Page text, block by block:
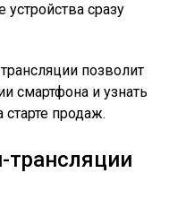
сразу
позволит
смартфона и узнать
продаж.
трансляции